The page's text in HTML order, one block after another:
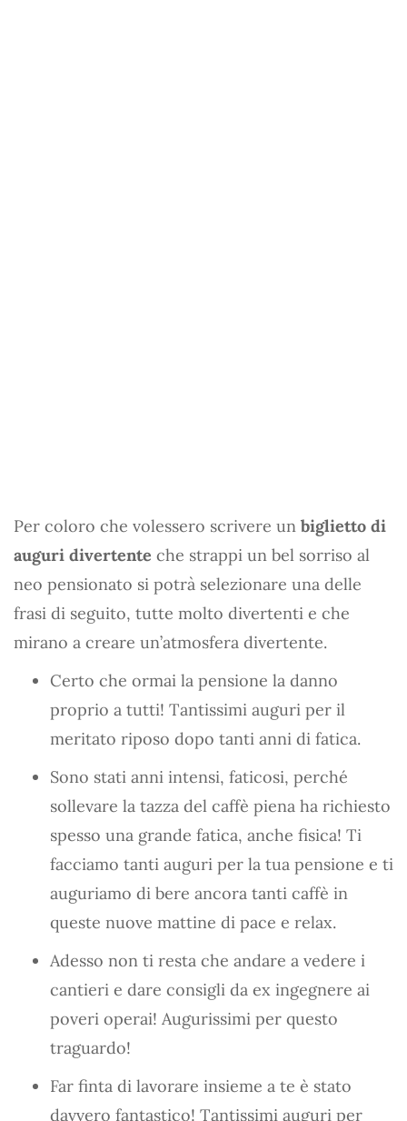
Per coloro che volessero scrivere un biglietto di
auguri divertente che strappi un bel sorriso al
neo pensionato si potrà selezionare una delle
frasi di seguito, tutte molto divertenti e che
mirano a creare un’atmosfera divertente.
Certo che ormai la pensione la danno
proprio a tutti! Tantissimi auguri per il
meritato riposo dopo tanti anni di fatica.
Sono stati anni intensi, faticosi, perché
sollevare la tazza del caffè piena ha richiesto
spesso una grande fatica, anche fisica! Ti
facciamo tanti auguri per la tua pensione e ti
auguriamo di bere ancora tanti caffè in
queste nuove mattine di pace e relax.
Adesso non ti resta che andare a vedere i
cantieri e dare consigli da ex ingegnere ai
poveri operai! Augurissimi per questo
traguardo!
Far finta di lavorare insieme a te è stato
davvero fantastico! Tantissimi auguri per